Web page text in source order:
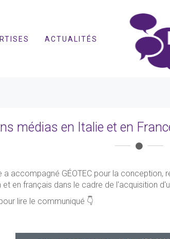
ACTUALITÉS
médias en Italie et en
a accompagné GÉOTEC pour la conception,
et en français dans le cadre de l'acquisition
lire le communiqué 👇